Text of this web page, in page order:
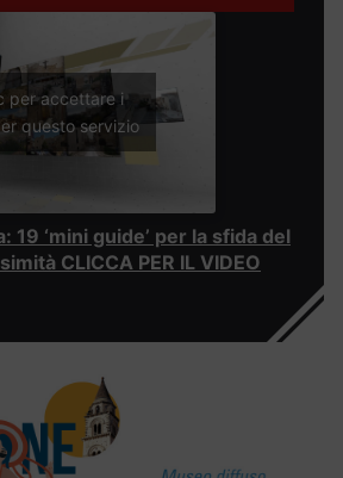
per accettare i
questo servizio
19 ‘mini guide’ per la sfida del
CLICCA PER IL VIDEO